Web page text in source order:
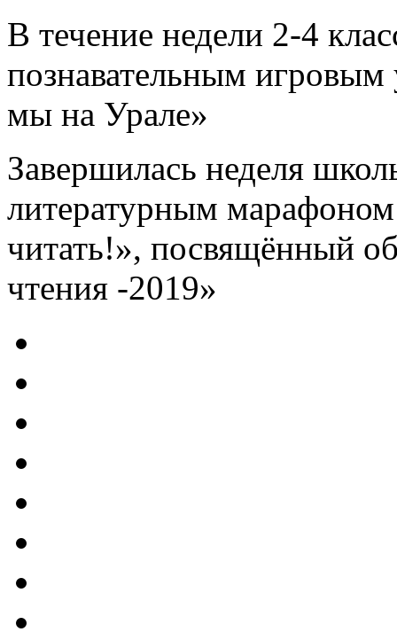
В течение недели 2-4
познавательным
мы на Урале»
Завершилась неделя
литературным
читать!», посвящённый
чтения -2019»